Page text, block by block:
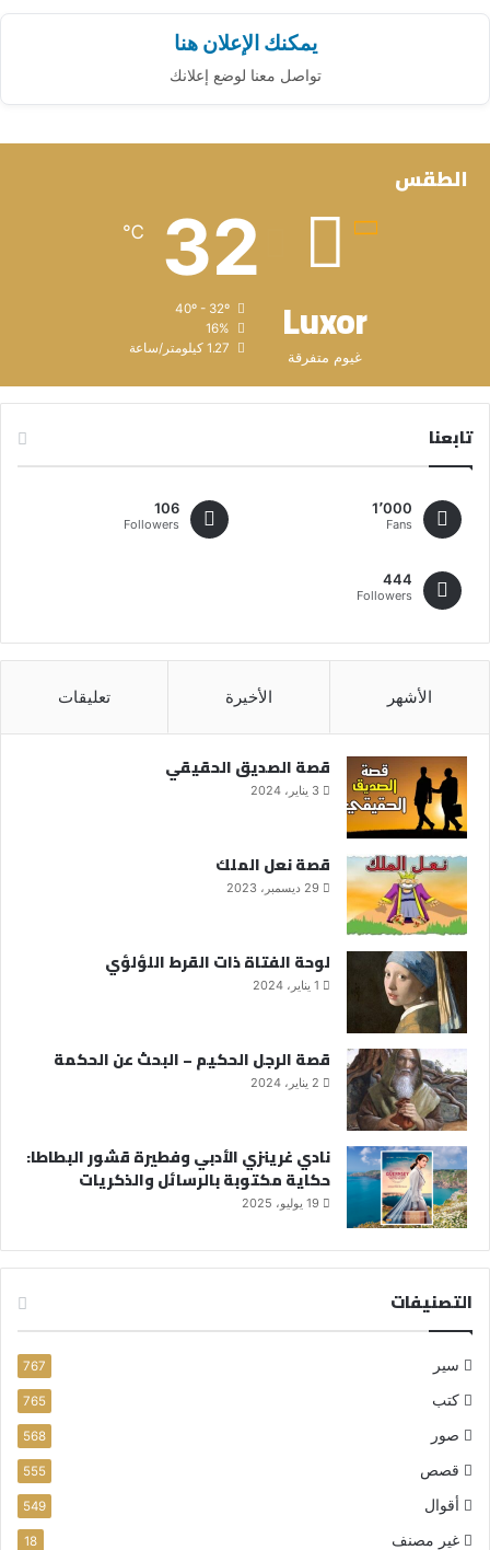
يمكنك الإعلان هنا
تواصل معنا لوضع إعلانك
الطقس
Luxor
غيوم متفرقة
32
℃
16%
1.27 كيلومتر/ساعة
تابعنا
1٬000
Fans
106
Followers
444
Followers
الأشهر الأخيرة تعليقات
قصة الصديق الحقيقي
3 يناير، 2024
قصة نعل الملك
29 ديسمبر، 2023
لوحة الفتاة ذات القرط اللؤلؤي
1 يناير، 2024
قصة الرجل الحكيم – البحث عن الحكمة
2 يناير، 2024
نادي غرينزي الأدبي وفطيرة قشور البطاطا:
حكاية مكتوبة بالرسائل والذكريات
19 يوليو، 2025
التصنيفات
سير 767
كتب 765
صور 568
قصص 555
أقوال 549
غير مصنف 18